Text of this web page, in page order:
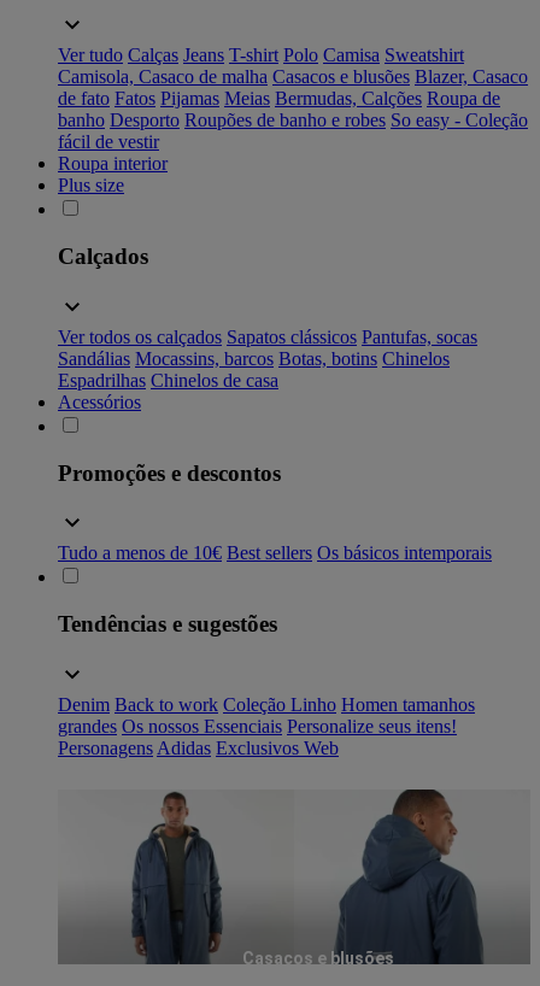
Ver tudo Calças Jeans T-shirt Polo Camisa Sweatshirt
Camisola, Casaco de malha Casacos e blusões Blazer, Casaco
de fato Fatos Pijamas Meias Bermudas, Calções Roupa de
banho Desporto Roupões de banho e robes So easy - Coleção
fácil de vestir
Roupa interior
Plus size
Calçados
Ver todos os calçados Sapatos clássicos Pantufas, socas
Sandálias Mocassins, barcos Botas, botins Chinelos
Espadrilhas Chinelos de casa
Acessórios
Promoções e descontos
Tudo a menos de 10€ Best sellers Os básicos intemporais
Tendências e sugestões
Denim Back to work Coleção Linho Homen tamanhos
grandes Os nossos Essenciais Personalize seus itens!
Personagens Adidas Exclusivos Web
Casacos e blusões